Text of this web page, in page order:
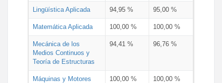
Lingüística Aplicada 94,95 % 95,00 %
Matemática Aplicada 100,00 % 100,00 %
Mecánica de los
Medios Continuos y
Teoría de Estructuras
94,41 % 96,76 %
Máquinas y Motores
100,00 % 100,00 %